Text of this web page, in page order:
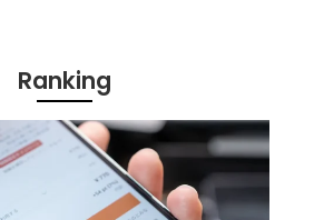
Ranking